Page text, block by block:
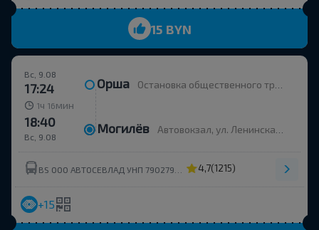
15 BYN
Вс, 9.08
17:24 Орша Остановка общественного транспорта Улица Строителей
1ч 16 мин
Вс, 9.08
18:40 Могилёв Автовокзал, ул. Ленинская 93
4,7(1215)
+15